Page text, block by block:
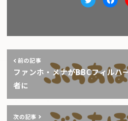
Twitter
前の記事
ファンホ・メナがBBCフィルハ
者に
次の記事